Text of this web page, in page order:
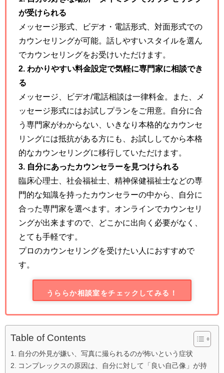
が受けられる
メッセージ形式、ビデオ・電話形式、対面形式での
カウンセリングが可能。話しやすいスタイルを選ん
でカウンセリングをお受けいただけます。
2. わかりやすい料金設定で気軽に専門家に相談でき
る
メッセージ、ビデオ/電話相談は一律料金。また、メ
ッセージ形式にはお試しプランをご用意。自分に合
う専門家がわからない、いきなり本格的なカウンセ
リングには抵抗がある方にも、お試ししてから本格
的なカウンセリングに移行していただけます。
3. 自分にあったカウンセラーを見つけられる
臨床心理士、社会福祉士、精神保健福祉士などの専
門的な知識を持ったカウンセラーの中から、自分に
合った専門家を選べます。オンラインでカウンセリ
ングが出来ますので、どこかに出向く必要がなく、
とても手軽です。
プロのカウンセリングを受けたい人におすすめで
す。
うららか相談室をチェックしてみる！
Table of Contents
自分の外見が嫌い、写真に撮られるのが怖いという症状
コンプレックスの原因は、自分に対して「良い自己像」が持